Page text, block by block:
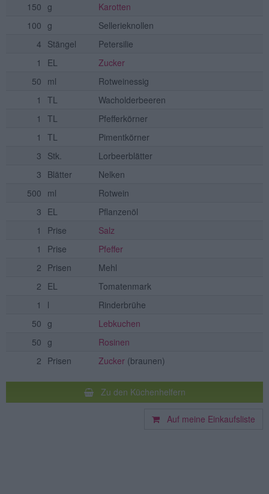
150 g
Karotten
100 g
Sellerieknollen
4 Stängel
Petersilie
1
EL
Zucker
50 ml
Rotweinessig
1
TL
Wacholderbeeren
1
TL
Pfefferkörner
1
TL
Pimentkörner
3 Stk.
Lorbeerblätter
3 Blätter
Nelken
500 ml
Rotwein
3 EL
Pflanzenöl
1
Prise
Salz
1
Prise
Pfeffer
2 Prisen
Mehl
2 EL
Tomatenmark
1
l
Rinderbrühe
50 g
Lebkuchen
50 g
Rosinen
2 Prisen Zucker (braunen)
Zu den Küchenhelfern
Auf meine Einkaufsliste